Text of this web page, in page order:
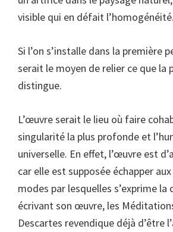
visible qui en défait l’homogénéité.
Si l’on s’installe dans la première
serait le moyen de relier ce que la
distingue.
L’œuvre serait le lieu où faire
singularité la plus profonde et
universelle. En effet, l’œuvre est
car elle est supposée échapper
modes par lesquelles s’exprime la
écrivant son œuvre, les
Descartes revendique déjà d’être